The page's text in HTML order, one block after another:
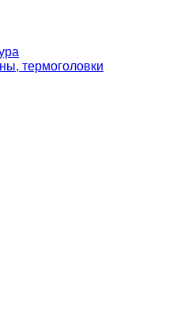
термоголовки